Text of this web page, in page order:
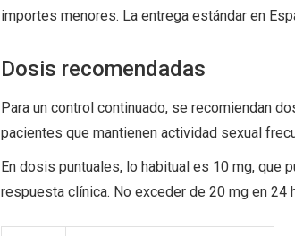
importes menores. La entrega estándar en
Dosis recomendadas
Para un control continuado, se recomiendan
pacientes que mantienen actividad sexual
En dosis puntuales, lo habitual es 10 mg, que
respuesta clínica. No exceder de 20 mg en 24